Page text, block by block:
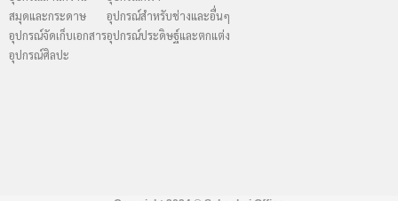
สมุดและกระดาษ
อุปกรณ์จัดเก็บเอกสาร
อุปกรณ์ศิลปะ
อุปกรณ์สำหรับช่างและอื่นๆ
อุปกรณ์ประดิษฐ์และตกแต่ง